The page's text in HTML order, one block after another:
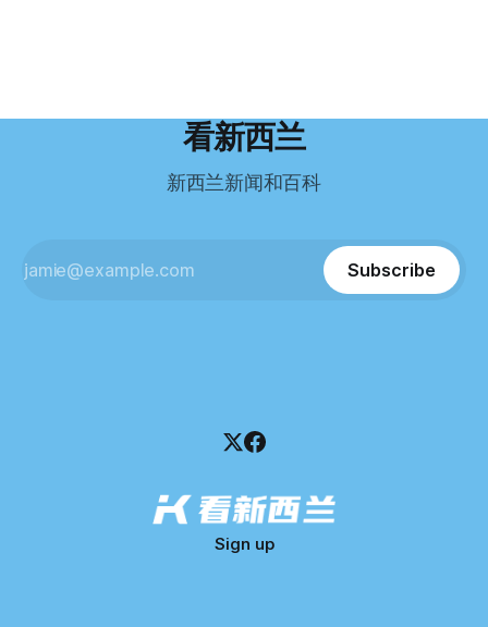
所需的英语门槛。 De Guzman选择了另一项考试——
Pearson Test of English，最终成绩是45分，而申请要求是58
纽币，员工索赔金额仍在核算中。 整体债务规模，已经逼近
这导致公司财务记录尚未完全掌握，资产处置是否合理仍待核
在核查资产出售是否符合市
看新西兰
新西兰新闻和百科
Subscribe
Sign up